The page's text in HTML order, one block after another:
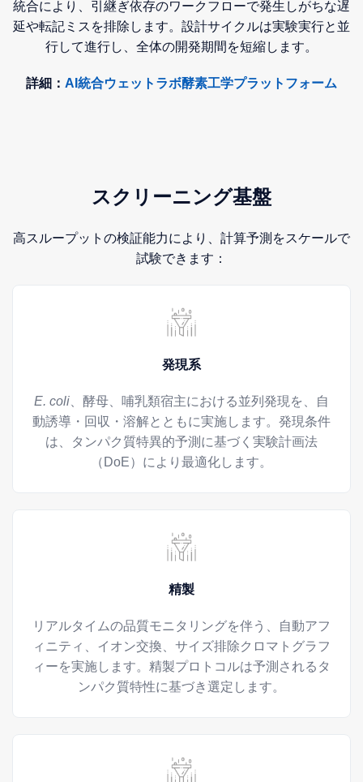
統合により、引継ぎ依存のワークフローで発生しがちな遅
延や転記ミスを排除します。設計サイクルは実験実行と並
行して進行し、全体の開発期間を短縮します。
詳細： AI統合ウェットラボ酵素工学プラットフォーム
スクリーニング基盤
高スループットの検証能力により、計算予測をスケールで
試験できます：
発現系
E. coli 、酵母、哺乳類宿主における並列発現を、自
動誘導・回収・溶解とともに実施します。発現条件
は、タンパク質特異的予測に基づく実験計画法
（DoE）により最適化します。
精製
リアルタイムの品質モニタリングを伴う、自動アフ
ィニティ、イオン交換、サイズ排除クロマトグラフ
ィーを実施します。精製プロトコルは予測されるタ
ンパク質特性に基づき選定します。